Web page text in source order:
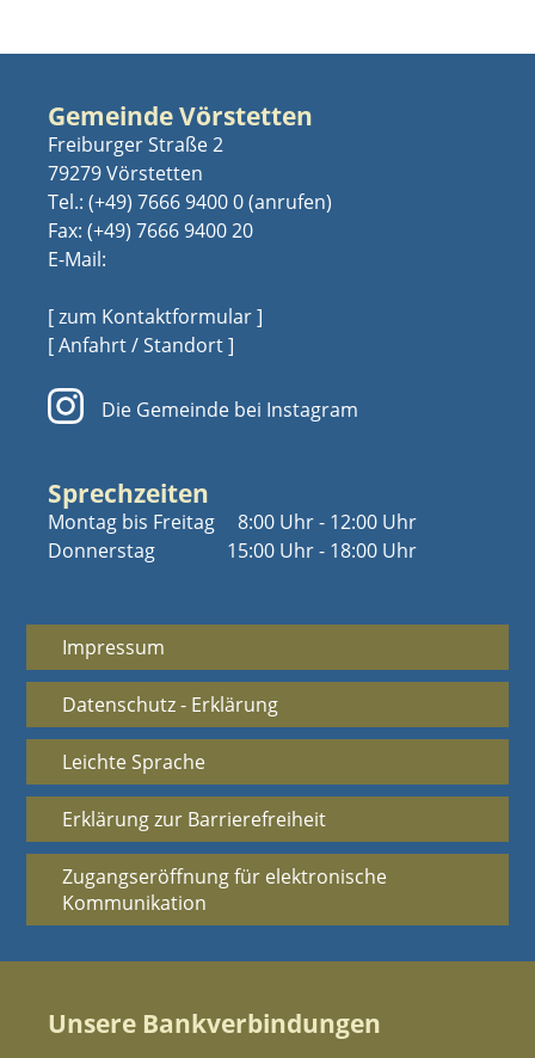
Gemeinde Vörstetten
Freiburger Straße 2
79279 Vörstetten
Tel.: (+49) 7666 9400 0
Fax: (+49) 7666 9400 20
E-Mail:
[ zum Kontaktformular ]
[ Anfahrt / Standort ]
Die Gemeinde bei Instagram
Sprechzeiten
Montag bis Freitag
Donnerstag
8:00 Uhr - 12:00 Uhr
15:00 Uhr - 18:00 Uhr
Impressum
Datenschutz - Erklärung
Leichte Sprache
Erklärung zur Barrierefreiheit
Zugangseröffnung für elektronische
Kommunikation
Unsere Bankverbindungen